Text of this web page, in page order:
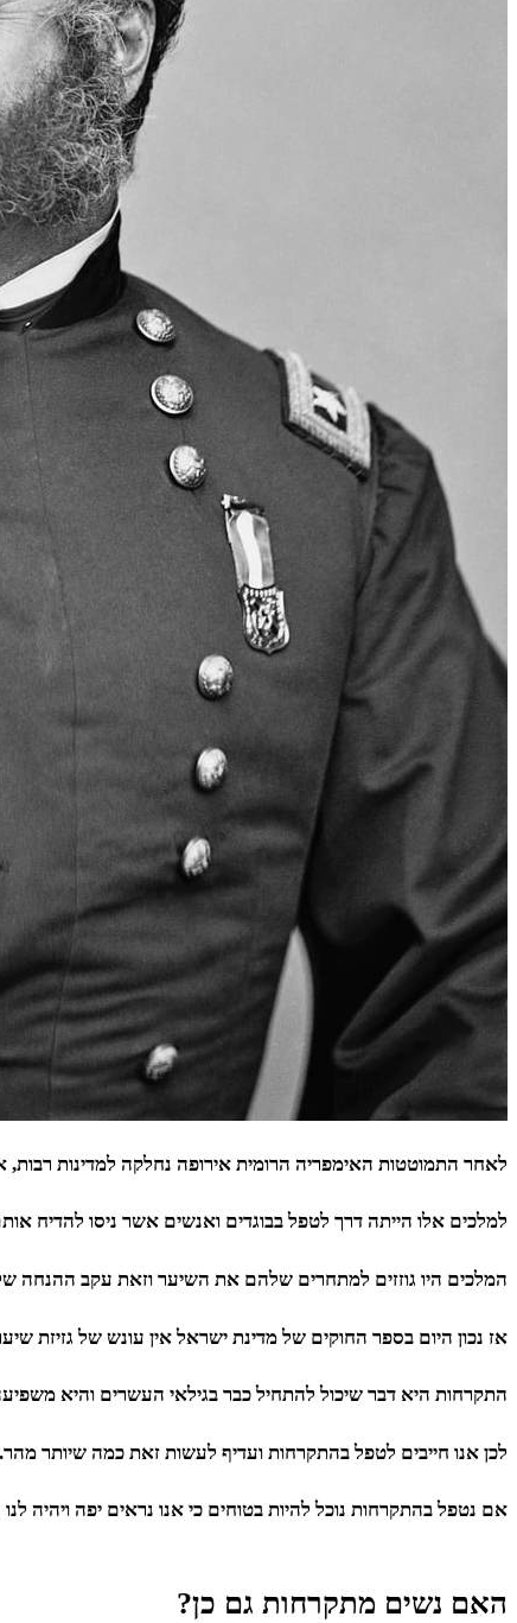
לאחר התמוטטות האימפריה הרומית אירופה נחלקה למדינות
למלכים אלו הייתה דרך לטפל בבוגדים ואנשים אשר ניסו להדיח
המלכים היו גוזזים למתחרים שלהם את השיער וזאת עקב
אז נכון היום בספר החוקים של מדינת ישראל אין עונש של גזיזת
התקרחות היא דבר שיכול להתחיל כבר בגילאי העשרים והיא
לכן אנו חייבים לטפל בהתקרחות ועדיף לעשות זאת כמה שיותר מהר.
אם נטפל בהתקרחות נוכל להיות בטוחים כי אנו נראים יפה ויהיה
האם נשים מתקרחות גם כן?